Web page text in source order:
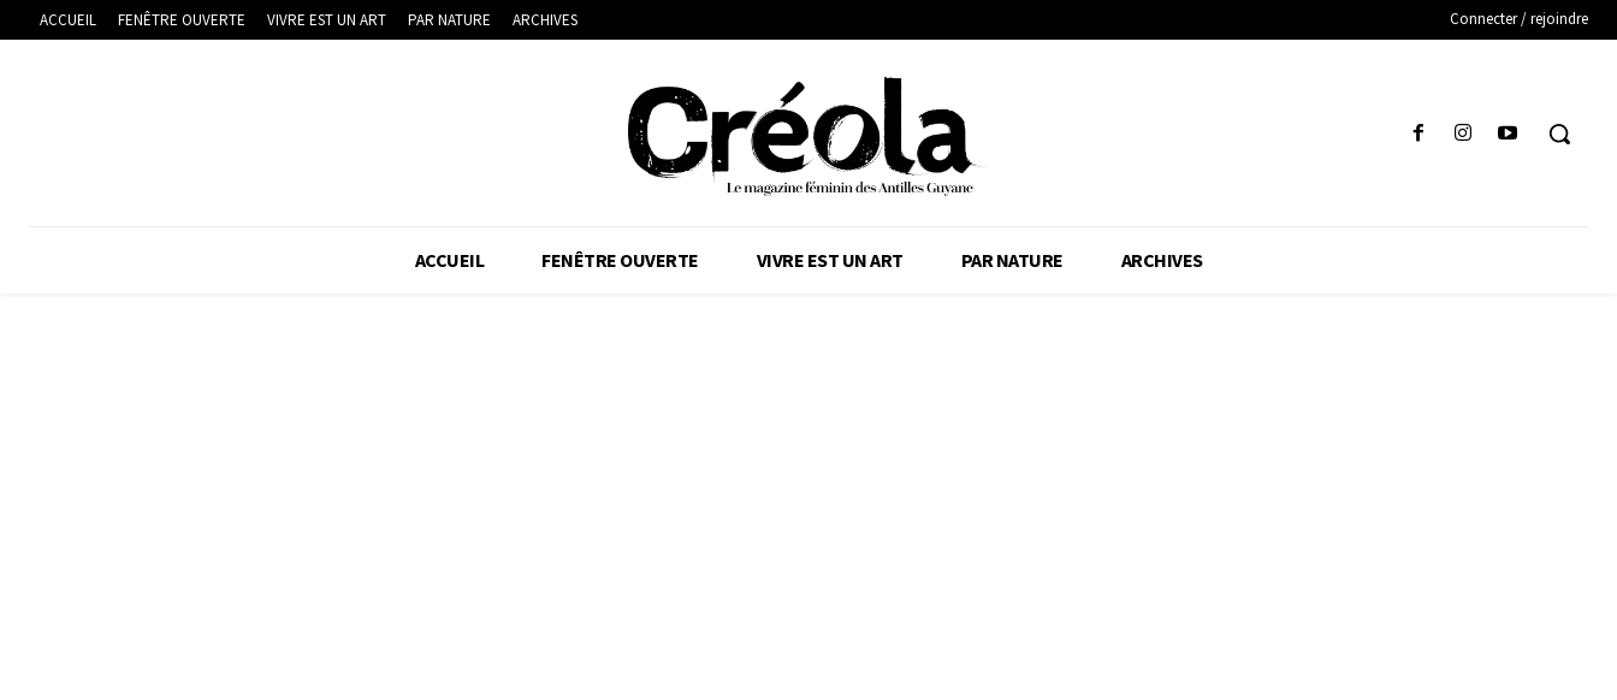
ACCUEIL FENÊTRE OUVERTE VIVRE EST UN ART PAR NATURE ARCHIVES Connecter / rejoindre
ACCUEIL FENÊTRE OUVERTE VIVRE EST UN ART PAR NATURE ARCHIVES